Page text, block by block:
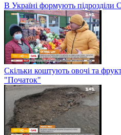
В Україні формують підрозділи
Скільки коштують овочі та
"Початок"